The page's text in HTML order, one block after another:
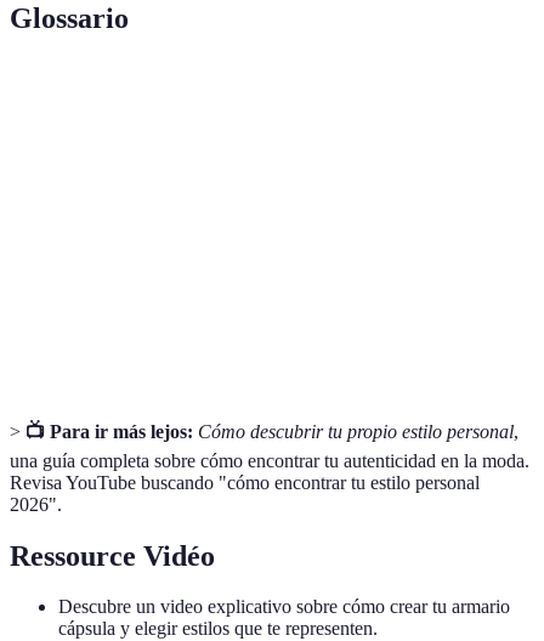
Glossario
> 📺 Para ir más lejos: Cómo descubrir tu propio estilo personal,
una guía completa sobre cómo encontrar tu autenticidad en la moda.
Revisa YouTube buscando "cómo encontrar tu estilo personal
2026".
Ressource Vidéo
Descubre un video explicativo sobre cómo crear tu armario
cápsula y elegir estilos que te representen.